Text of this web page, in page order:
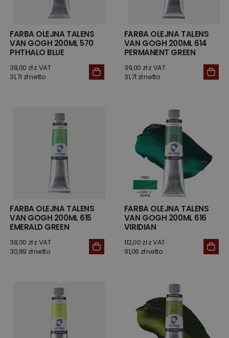
FARBA OLEJNA TALENS
VAN GOGH 200ML 570
PHTHALO BLUE
39,00 zł z VAT
31,71 zł netto
FARBA OLEJNA TALENS
VAN GOGH 200ML 614
PERMANENT GREEN
39,00 zł z VAT
31,71 zł netto
FARBA OLEJNA TALENS
VAN GOGH 200ML 615
EMERALD GREEN
38,00 zł z VAT
30,89 zł netto
FARBA OLEJNA TALENS
VAN GOGH 200ML 616
VIRIDIAN
112,00 zł z VAT
91,06 zł netto